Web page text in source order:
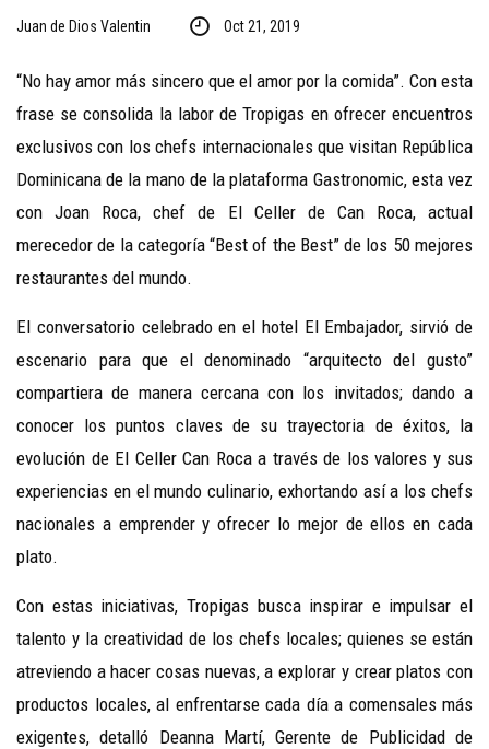
Juan de Dios Valentin Oct 21, 2019
“No hay amor más sincero que el amor por la comida”. Con esta
frase se consolida la labor de Tropigas en ofrecer encuentros
exclusivos con los chefs internacionales que visitan República
Dominicana de la mano de la plataforma Gastronomic, esta vez
con Joan Roca, chef de El Celler de Can Roca, actual
merecedor de la categoría “Best of the Best” de los 50 mejores
restaurantes del mundo.
El conversatorio celebrado en el hotel El Embajador, sirvió de
escenario para que el denominado “arquitecto del gusto”
compartiera de manera cercana con los invitados; dando a
conocer los puntos claves de su trayectoria de éxitos, la
evolución de El Celler Can Roca a través de los valores y sus
experiencias en el mundo culinario, exhortando así a los chefs
nacionales a emprender y ofrecer lo mejor de ellos en cada
plato.
Con estas iniciativas, Tropigas busca inspirar e impulsar el
talento y la creatividad de los chefs locales; quienes se están
atreviendo a hacer cosas nuevas, a explorar y crear platos con
productos locales, al enfrentarse cada día a comensales más
exigentes, detalló Deanna Martí, Gerente de Publicidad de